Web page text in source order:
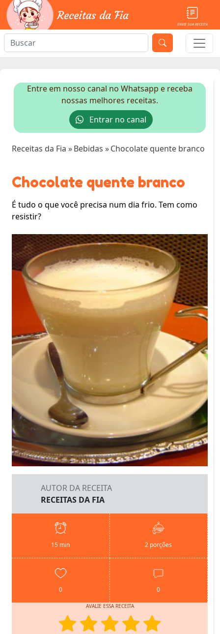
ENVIE SUA RECEITA
Entre em nosso canal no Whatsapp e receba
nossas melhores receitas.
Entrar no canal
Receitas da Fia »Bebidas »Chocolate quente branco
Chocolate quente branco
É tudo o que você precisa num dia frio. Tem como
resistir?
AUTOR DA RECEITA
RECEITAS DA FIA
15 min 2 porções
0 0
AVALIE ESSA RECEITA